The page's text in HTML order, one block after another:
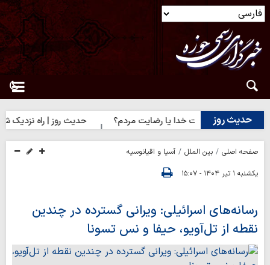
حدیث روز
روز | رضایت خدا یا رضایت مردم؟ حدیث روز | راه نزدیک شدن
صفحه اصلی بین الملل
آسیا و اقیانوسیه
یکشنبه ۱ تیر ۱۴۰۴ - ۱۵:۰۷
رسانه‌های اسرائیلی: ویرانی گسترده در چندین
نقطه از تل‌آویو، حیفا و نس تسونا